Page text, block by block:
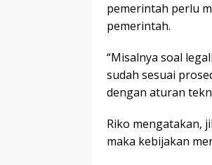
pemerintah perlu
pemerintah.
“Misalnya soal
sudah sesuai
dengan aturan
Riko mengatakan,
maka kebijakan